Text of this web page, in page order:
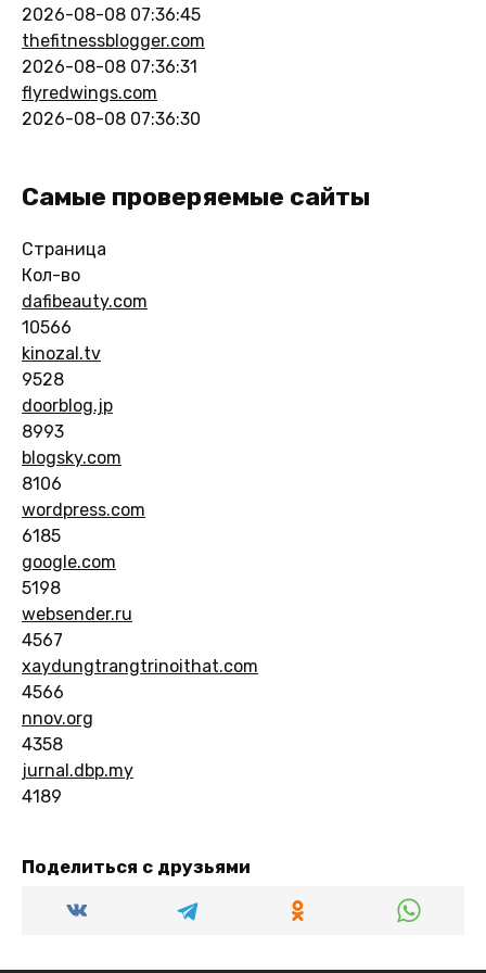
2026-08-08 07:36:45
thefitnessblogger.com
2026-08-08 07:36:31
flyredwings.com
2026-08-08 07:36:30
Самые проверяемые сайты
Страница
Кол-во
dafibeauty.com
10566
kinozal.tv
9528
doorblog.jp
8993
blogsky.com
8106
wordpress.com
6185
google.com
5198
websender.ru
4567
xaydungtrangtrinoithat.com
4566
nnov.org
4358
jurnal.dbp.my
4189
Поделиться с друзьями